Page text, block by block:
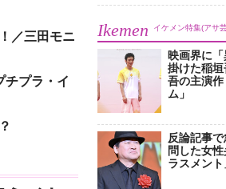
／三田モニ
プラ・イ
Ikemen イケメン特集(アサ
映画界に
掛けた稲
吾の主演
ム」
反論記事
問した女
ラスメン